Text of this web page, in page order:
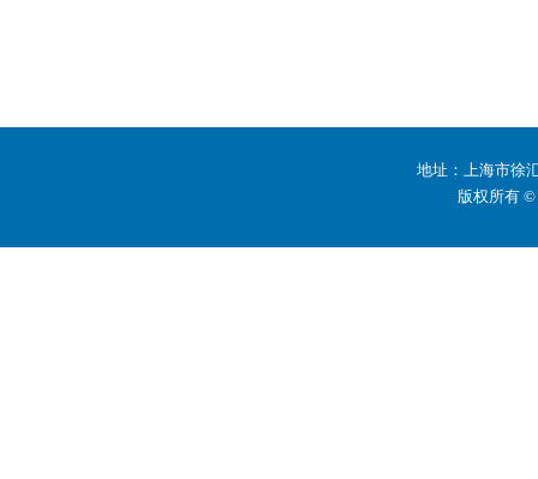
地址：上海市徐
版权所有 ©